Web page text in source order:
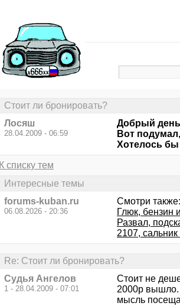
Стоит ли бронировать?
Лосяш
28.04.2009 - 06:59
Добрый
Вот
Хотелось
К списку тем
Интересные темы
forums-kuban.ru
06.08.2026 - 20:36
Смотри также:
Глюк, бензин
Развал,
2107,
Re: Стоит ли бронировать?
Судья Ангелов
1 - 28.04.2009 - 07:01
Стоит не
2000р вышло.
мысль